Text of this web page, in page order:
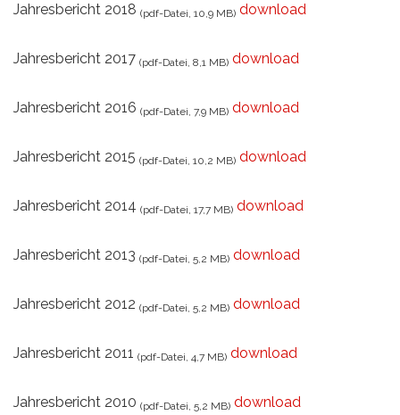
Jahresbericht 2018 (pdf-Datei, 10,9 MB) download
Jahresbericht 2017 (pdf-Datei, 8,1 MB) download
Jahresbericht 2016 (pdf-Datei, 7,9 MB) download
Jahresbericht 2015 (pdf-Datei, 10,2 MB) download
Jahresbericht 2014 (pdf-Datei, 17,7 MB) download
Jahresbericht 2013 (pdf-Datei, 5,2 MB) download
Jahresbericht 2012 (pdf-Datei, 5,2 MB) download
Jahresbericht 2011 (pdf-Datei, 4,7 MB) download
Jahresbericht 2010 (pdf-Datei, 5,2 MB) download